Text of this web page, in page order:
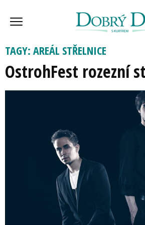
TAGY: AREÁL STŘELNICE
OstrohFest rozezní